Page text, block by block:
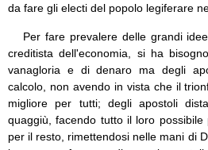
da fare gli electi del popolo legiferare
Per fare prevalere delle grandi
creditista dell'economia, si ha
vanagloria e di denaro ma degli
calcolo, non avendo in vista che il
migliore per tutti; degli apostoli
quaggiù, facendo tutto il loro possibile
per il resto, rimettendosi nelle mani di